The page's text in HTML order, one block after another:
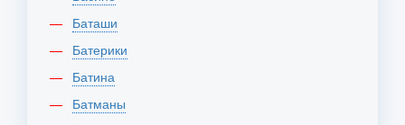
Баташи
Батерики
Батина
Батманы